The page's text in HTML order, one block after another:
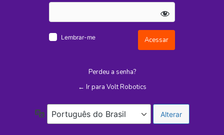
Lembrar-me
Perdeu a senha?
← Ir para Volt Robotics
Idioma